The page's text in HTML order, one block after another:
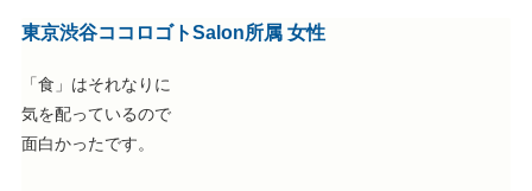
東京渋谷ココロゴトSalon所属 女性
「食」はそれなりに
気を配っているので
面白かったです。